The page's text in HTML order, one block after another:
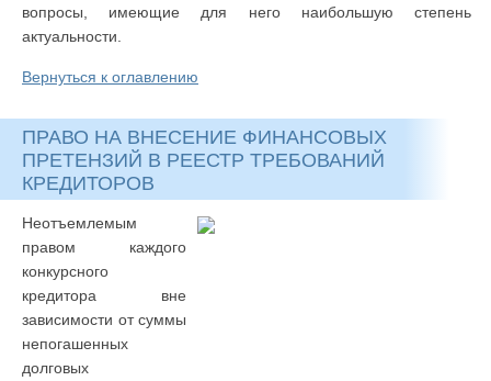
вопросы, имеющие для него наибольшую степень
актуальности.
Вернуться к оглавлению
ПРАВО НА ВНЕСЕНИЕ ФИНАНСОВЫХ
ПРЕТЕНЗИЙ В РЕЕСТР ТРЕБОВАНИЙ
КРЕДИТОРОВ
Неотъемлемым
правом каждого
конкурсного
кредитора вне
зависимости от суммы
непогашенных
долговых